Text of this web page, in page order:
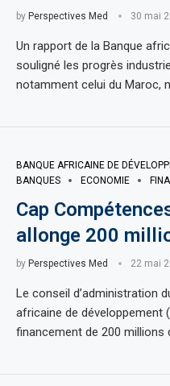
by Perspectives Med 30 mai
Un rapport de la Banque
souligné les progrès
notamment celui du Maroc,
BANQUE AFRICAINE DE
BANQUES
ECONOMIE
Cap
allonge 200
by Perspectives Med 22 mai
Le conseil d’administration
africaine de développement
financement de 200 millions